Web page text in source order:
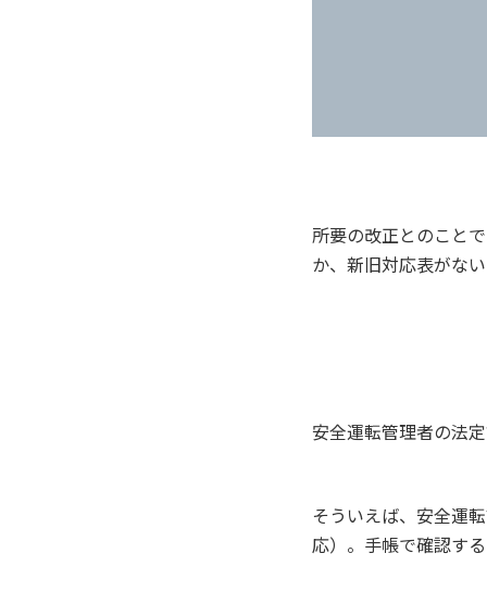
所要の改正とのこと
か、新旧対応表がな
安全運転管理者の法
そういえば、安全運
応）。手帳で確認す